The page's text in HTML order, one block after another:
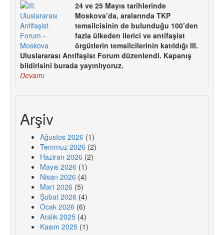
24 ve 25 Mayıs tarihlerinde
Moskova’da, aralarında TKP
temsilcisinin de bulunduğu 100’den
fazla ülkeden ilerici ve antifaşist
örgütlerin temsilcilerinin katıldığı III.
Uluslararası Antifaşist Forum düzenlendi. Kapanış
bildirisini burada yayınlıyoruz.
Devamı
Arşiv
Ağustos 2026 (1)
Temmuz 2026 (2)
Haziran 2026 (2)
Mayıs 2026 (1)
Nisan 2026 (4)
Mart 2026 (5)
Şubat 2026 (4)
Ocak 2026 (6)
Aralık 2025 (4)
Kasım 2025 (1)